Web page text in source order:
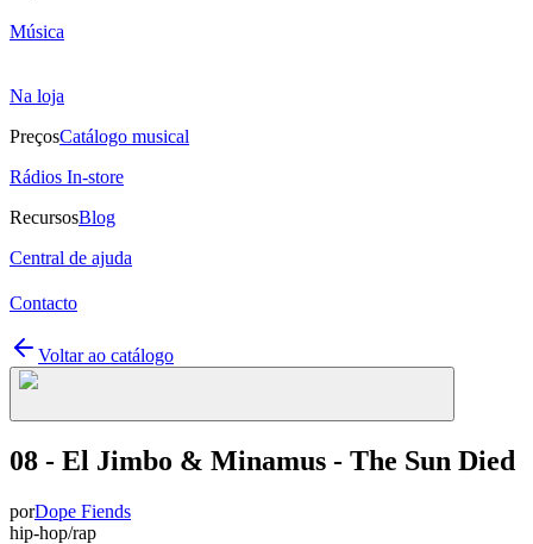
Música
Na loja
PreçosCatálogo musical
Rádios In-store
RecursosBlog
Central de ajuda
Contacto
Voltar ao catálogo
08 - El Jimbo & Minamus - The Sun Died
porDope Fiends
hip-hop/rap